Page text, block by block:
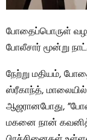
போதைப்பொருள்
போலீசார் மூன்று
நேற்று மதியம்,
ஸ்ரீகாந்த்,
ஆஜரானபோது,
மகனை நான்